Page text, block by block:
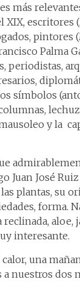
más
escritores
pintores
Palma
periodistas,
símbolos
y la
Juan José
plantas, su
forma.
reclinada, aloe,
interesante.
calor, una
a nuestros dos